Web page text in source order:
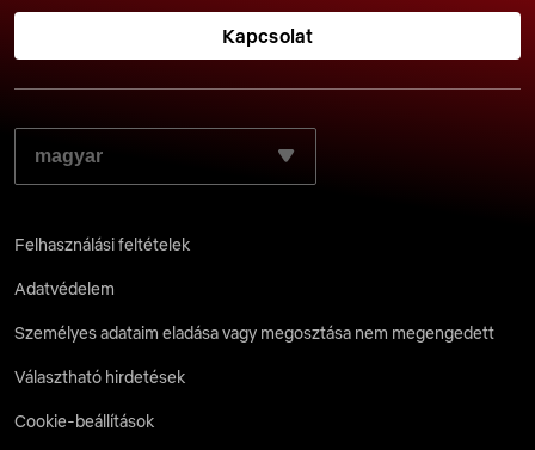
Kapcsolat
VÁLASZD KI A KÍVÁNT NYELVET:
Felhasználási feltételek
Adatvédelem
Személyes adataim eladása vagy megosztása nem megengedett
Választható hirdetések
Cookie-beállítások